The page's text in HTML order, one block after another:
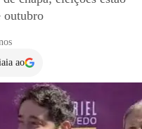
outubro
ao